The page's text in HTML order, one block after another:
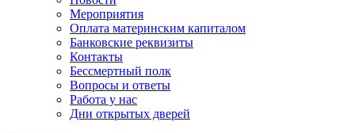
Мероприятия
Оплата материнским капиталом
Банковские реквизиты
Контакты
Бессмертный полк
Вопросы и ответы
Работа у нас
Дни открытых дверей